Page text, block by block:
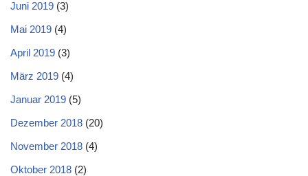
Juni 2019 (3)
Mai 2019 (4)
April 2019 (3)
März 2019 (4)
Januar 2019 (5)
Dezember 2018 (20)
November 2018 (4)
Oktober 2018 (2)